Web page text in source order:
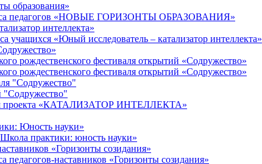
образования»
педагогов «НОВЫЕ ГОРИЗОНТЫ ОБРАЗОВАНИЯ»
интеллекта»
учащихся «Юный исследователь – катализатор интеллекта»
рождественского фестиваля открытий «Содружество»
рождественского фестиваля открытий «Содружество»
"Содружество"
"Содружество"
проекта «КАТАЛИЗАТОР ИНТЕЛЛЕКТА»
Юность науки»
практики: юность науки»
«Горизонты созидания»
педагогов-наставников «Горизонты созидания»